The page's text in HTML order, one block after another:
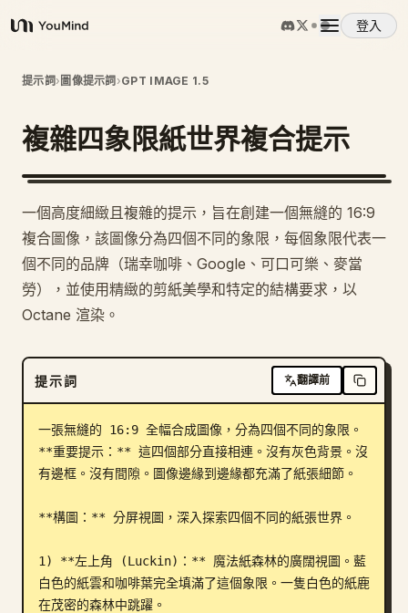
YouMind
登入
概覽
使用案例
提示詞
定價
下載
部落格
提示詞› 圖像提示詞 ›GPT IMAGE 1.5
複雜四象限紙世界複合提示
一個高度細緻且複雜的提示，旨在創建一個無縫的 16:9
複合圖像，該圖像分為四個不同的象限，每個象限代表一
個不同的品牌（瑞幸咖啡、Google、可口可樂、麥當
勞），並使用精緻的剪紙美學和特定的結構要求，以
Octane 渲染。
提示詞 翻譯前
一張無縫的 16:9 全幅合成圖像，分為四個不同的象限。
**重要提示：** 這四個部分直接相連。沒有灰色背景。沒
有邊框。沒有間隙。圖像邊緣到邊緣都充滿了紙張細節。
**構圖：** 分屏視圖，深入探索四個不同的紙張世界。
1) **左上角 (Luckin)：** 魔法紙森林的廣闊視圖。藍
白色的紙雲和咖啡葉完全填滿了這個象限。一隻白色的紙鹿
在茂密的森林中跳躍。